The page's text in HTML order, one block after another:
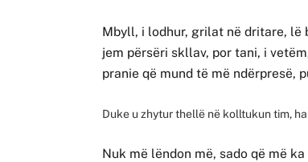
Mbyll, i lodhur, grilat në dritare, lë
jem përsëri skllav, por tani, i
pranie që mund të më ndërpresë,
Duke u zhytur thellë në kolltukun tim,
Nuk më lëndon më, sado që më